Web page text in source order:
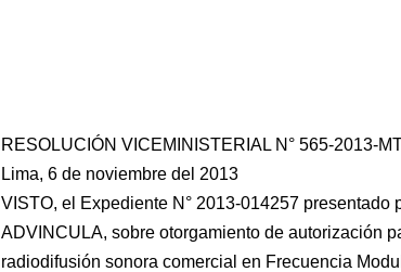
RESOLUCIÓN VICEMINISTERIAL N° 565-2013-
Lima, 6 de noviembre del 2013
VISTO, el Expediente N° 2013-014257 presentado
ADVINCULA, sobre otorgamiento de autorización
radiodifusión sonora comercial en Frecuencia